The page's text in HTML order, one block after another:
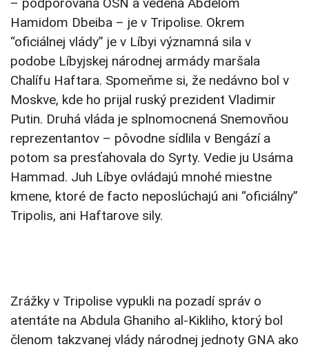
Hamidom Dbeiba – je v Tripolise. Okrem
“oficiálnej vlády” je v Líbyi významná sila v
podobe Líbyjskej národnej armády maršala
Chalífu Haftara. Spomeňme si, že nedávno bol v
Moskve, kde ho prijal ruský prezident Vladimir
Putin. Druhá vláda je splnomocnená Snemovňou
reprezentantov – pôvodne sídlila v Bengází a
potom sa presťahovala do Syrty. Vedie ju Usáma
Hammad. Juh Líbye ovládajú mnohé miestne
kmene, ktoré de facto neposlúchajú ani “oficiálny”
Tripolis, ani Haftarove sily.
Zrážky v Tripolise vypukli na pozadí správ o
atentáte na Abdula Ghaniho al-Kikliho, ktorý bol
členom takzvanej vlády národnej jednoty GNA ako